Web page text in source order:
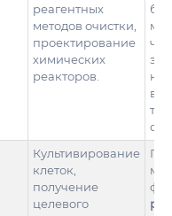
реагентных
методов очистки,
проектирование
химических
реакторов.
не
Культивирование
клеток,
получение
целевого